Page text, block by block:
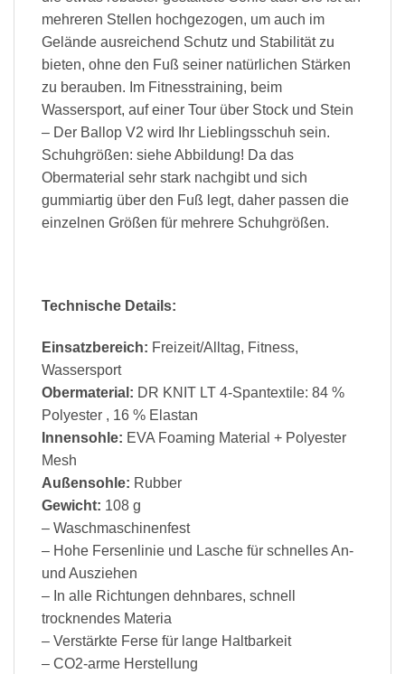
mehreren Stellen hochgezogen, um auch im
Gelände ausreichend Schutz und Stabilität zu
bieten, ohne den Fuß seiner natürlichen Stärken
zu berauben. Im Fitnesstraining, beim
Wassersport, auf einer Tour über Stock und Stein
– Der Ballop V2 wird Ihr Lieblingsschuh sein.
Schuhgrößen: siehe Abbildung! Da das
Obermaterial sehr stark nachgibt und sich
gummiartig über den Fuß legt, daher passen die
einzelnen Größen für mehrere Schuhgrößen.
Technische Details:
Einsatzbereich: Freizeit/Alltag, Fitness,
Wassersport
Obermaterial: DR KNIT LT 4-Spantextile: 84 %
Polyester , 16 % Elastan
Innensohle: EVA Foaming Material + Polyester
Mesh
Außensohle: Rubber
Gewicht: 108 g
– Waschmaschinenfest
– Hohe Fersenlinie und Lasche für schnelles An-
und Ausziehen
– In alle Richtungen dehnbares, schnell
trocknendes Materia
– Verstärkte Ferse für lange Haltbarkeit
– CO2-arme Herstellung